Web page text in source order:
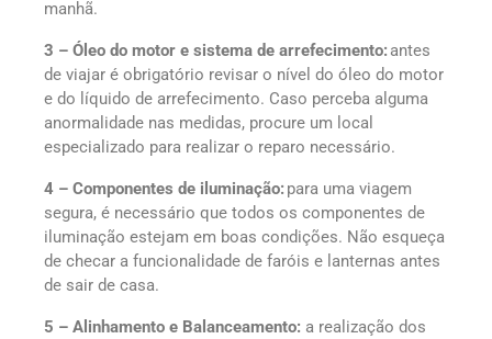
manhã.
3 – Óleo do motor e sistema de arrefecimento: antes
de viajar é obrigatório revisar o nível do óleo do motor
e do líquido de arrefecimento. Caso perceba alguma
anormalidade nas medidas, procure um local
especializado para realizar o reparo necessário.
4 – Componentes de iluminação: para uma viagem
segura, é necessário que todos os componentes de
iluminação estejam em boas condições. Não esqueça
de checar a funcionalidade de faróis e lanternas antes
de sair de casa.
5 – Alinhamento e Balanceamento: a realização dos